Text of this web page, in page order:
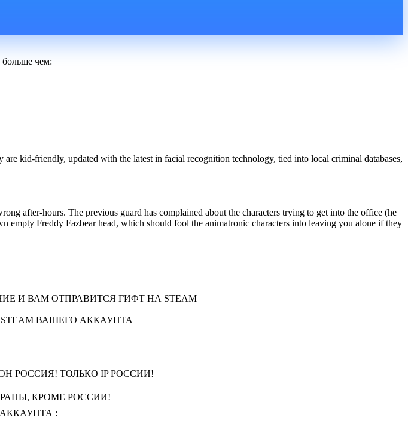
больше чем:
kid-friendly, updated with the latest in facial recognition technology, tied into local criminal databases,
after-hours. The previous guard has complained about the characters trying to get into the office (he
Freddy Fazbear head, which should fool the animatronic characters into leaving you alone if they
И ВАМ ОТПРАВИТСЯ ГИФТ НА STEAM
ВАШЕГО АККАУНТА
РОССИЯ! ТОЛЬКО IP РОССИИ!
КРОМЕ РОССИИ!
АККАУНТА :